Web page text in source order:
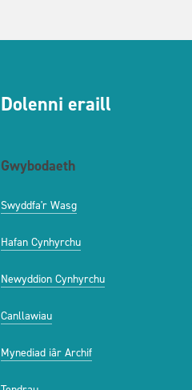
Dolenni eraill
Gwybodaeth
Swyddfa'r Wasg
Hafan Cynhyrchu
Newyddion Cynhyrchu
Canllawiau
Mynediad iâr Archif